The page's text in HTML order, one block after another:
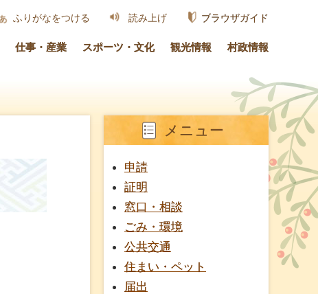
ふりがなをつける 読み上げ ブラウザガイド
仕事・産業 スポーツ・文化 観光情報 村政情報
メニュー
申請
証明
窓口・相談
ごみ・環境
公共交通
住まい・ペット
届出